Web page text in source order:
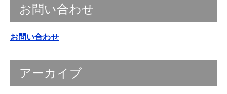
お問い合わせ
お問い合わせ
アーカイブ